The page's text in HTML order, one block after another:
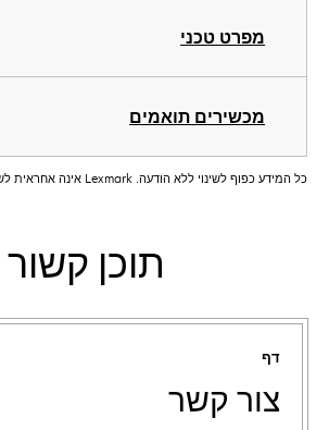
מפרט טכני
מכשירים תואמים
כל המידע כפוף לשינוי ללא הודעה. Lexmark אינה אחראית לשגיאות או להשמטות.
תוכן קשור
דף
צור קשר